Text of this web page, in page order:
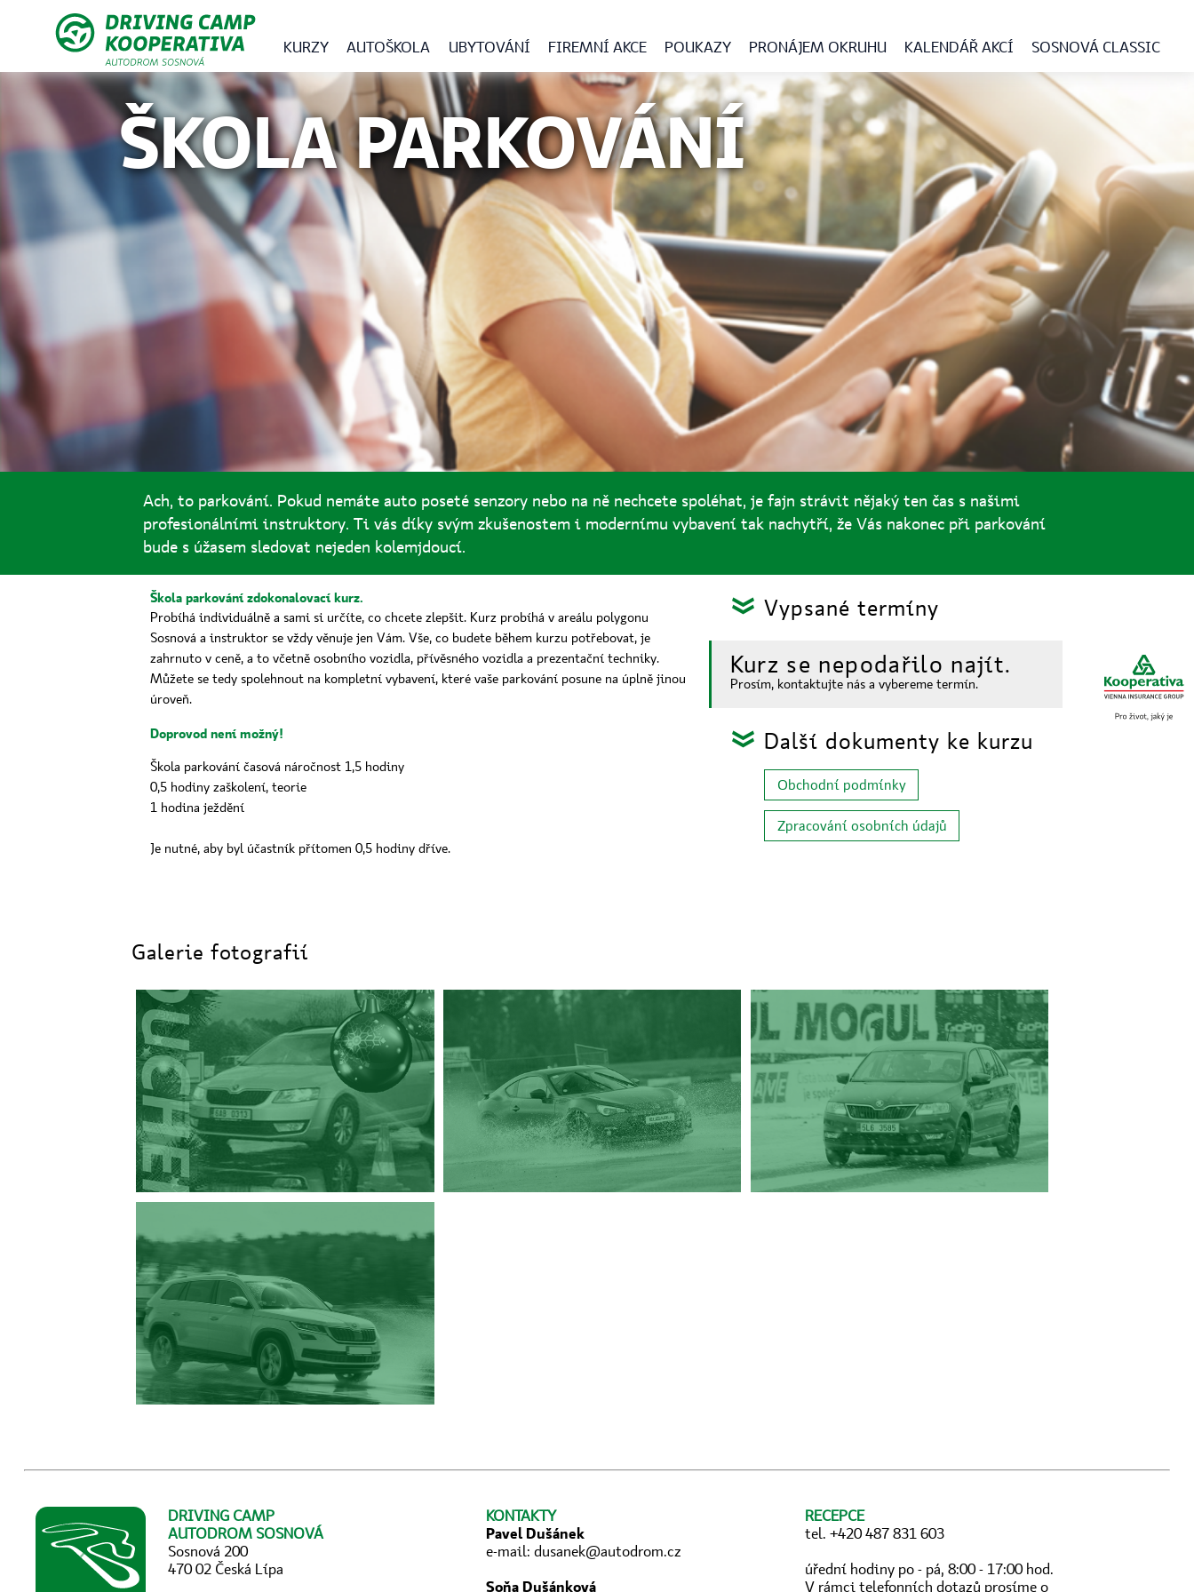
KURZY AUTOŠKOLA UBYTOVÁNÍ FIREMNÍ AKCE POUKAZY PRONÁJEM OKRUHU KALENDÁŘ AKCÍ SOSNOVÁ CLASSIC
ŠKOLA PARKOVÁNÍ
Ach, to parkování. Pokud nemáte auto poseté senzory nebo na ně nechcete spoléhat, je fajn strávit nějaký ten čas s našimi
profesionálními instruktory. Ti vás díky svým zkušenostem i modernímu vybavení tak nachytří, že Vás nakonec při parkování
bude s úžasem sledovat nejeden kolemjdoucí.
Škola parkování zdokonalovací kurz.
Probíhá individuálně a sami si určíte, co chcete zlepšit. Kurz probíhá v areálu polygonu
Sosnová a instruktor se vždy věnuje jen Vám. Vše, co budete během kurzu potřebovat, je
zahrnuto v ceně, a to včetně osobního vozidla, přívěsného vozidla a prezentační techniky.
Můžete se tedy spolehnout na kompletní vybavení, které vaše parkování posune na úplně jinou
úroveň.
Doprovod není možný!
Škola parkování časová náročnost 1,5 hodiny
0,5 hodiny zaškolení, teorie
1 hodina ježdění
Je nutné, aby byl účastník přítomen 0,5 hodiny dříve.
: Vypsané termíny
Kurz se nepodařilo najít.
Prosím, kontaktujte nás a vybereme termín.
: Další dokumenty ke kurzu
Obchodní podmínky
Zpracování osobních údajů
Galerie fotografií
DRIVING CAMP
AUTODROM SOSNOVÁ
Sosnová 200
470 02 Česká Lípa
KONTAKTY
Pavel Dušánek
e-mail:dusanek@autodrom.cz
Soňa Dušánková
RECEPCE
tel. +420 487 831 603
úřední hodiny po - pá, 8:00 - 17:00 hod.
V rámci telefonních dotazů prosíme o